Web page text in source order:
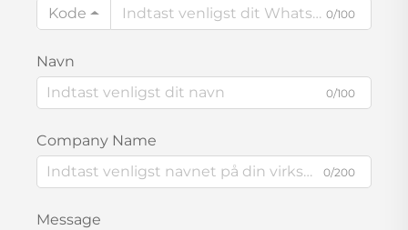
Kode
0/100
Navn
0/100
Company Name
0/200
Message